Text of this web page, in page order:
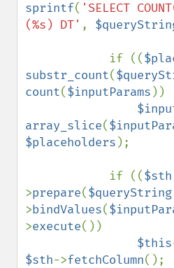
sprintf( 'SELECT
(%s) DT' ,
            if ((
substr_count(
count($inputParams ))
array_slice(
$placeholders );
            if ((
$sth
>prepare($queryString
>bindValues(
>execute())
$this
$sth->fetchColumn();